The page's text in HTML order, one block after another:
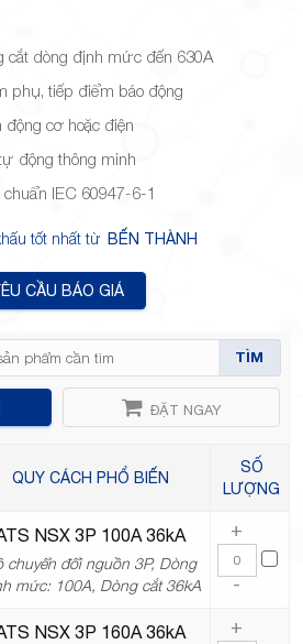
Phú,
cắt dòng định mức đến 630A
phụ, tiếp điểm báo động
động cơ hoặc điện
động thông minh
IEC 60947-6-1
tốt nhất từ BẾN THÀNH
CẦU BÁO GIÁ
TÌM
ĐẶT NGAY
QUY CÁCH PHỔ BIẾN
SỐ
LƯỢNG
NSX 3P 100A 36kA
chuyển đổi nguồn 3P, Dòng
mức: 100A, Dòng cắt 36kA
+
-
NSX 3P 160A 36kA +